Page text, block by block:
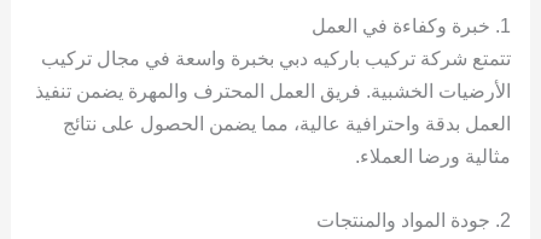
1. خبرة وكفاءة في العمل
تتمتع شركة تركيب باركيه دبي بخبرة واسعة في مجال تركيب
الأرضيات الخشبية. فريق العمل المحترف والمهرة يضمن تنفيذ
العمل بدقة واحترافية عالية، مما يضمن الحصول على نتائج
مثالية ورضا العملاء.
2. جودة المواد والمنتجات